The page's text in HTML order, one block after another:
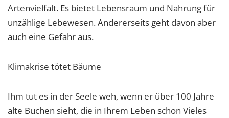
Artenvielfalt. Es bietet Lebensraum und Nahrung für
unzählige Lebewesen. Andererseits geht davon aber
auch eine Gefahr aus.
Klimakrise tötet Bäume
Ihm tut es in der Seele weh, wenn er über 100 Jahre
alte Buchen sieht, die in Ihrem Leben schon Vieles